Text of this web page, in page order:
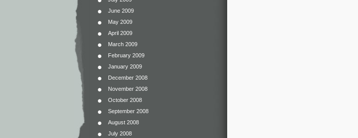
June 2009
May 2009
April 2009
March 2009
February 2009
January 2009
December 2008
November 2008
October 2008
September 2008
August 2008
July 2008